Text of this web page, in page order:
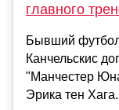
главного
Бывший
Канчельскис
"Манчестер
Эрика тен